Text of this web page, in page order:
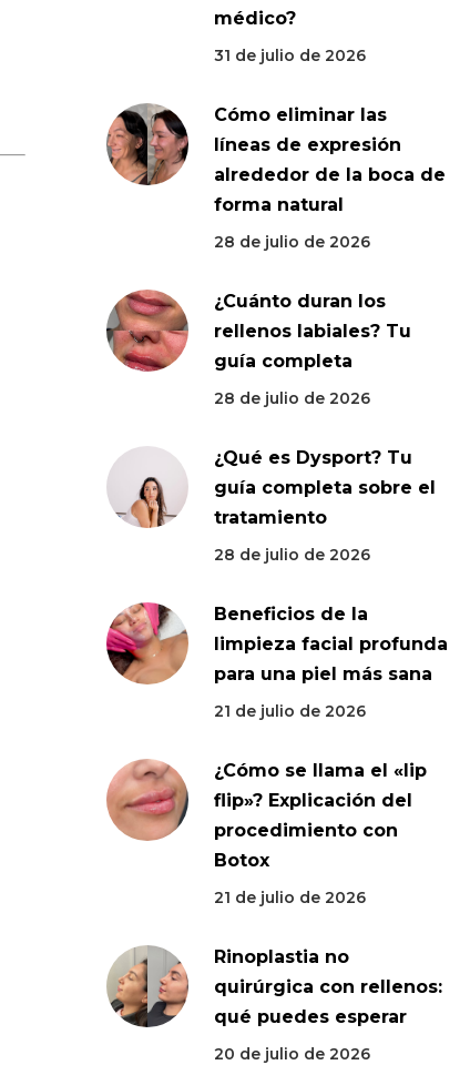
médico?
31 de julio de 2026
Cómo eliminar las
líneas de expresión
alrededor de la boca de
forma natural
28 de julio de 2026
¿Cuánto duran los
rellenos labiales? Tu
guía completa
28 de julio de 2026
¿Qué es Dysport? Tu
guía completa sobre el
tratamiento
28 de julio de 2026
Beneficios de la
limpieza facial profunda
para una piel más sana
21 de julio de 2026
¿Cómo se llama el «lip
flip»? Explicación del
procedimiento con
Botox
21 de julio de 2026
Rinoplastia no
quirúrgica con rellenos:
qué puedes esperar
20 de julio de 2026